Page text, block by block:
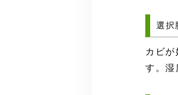
選択
カビ
す。湿